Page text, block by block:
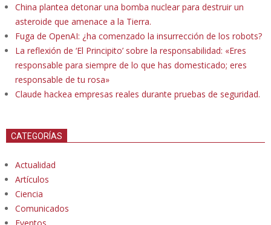
China plantea detonar una bomba nuclear para destruir un
asteroide que amenace a la Tierra.
Fuga de OpenAI: ¿ha comenzado la insurrección de los robots?
La reflexión de ‘El Principito’ sobre la responsabilidad: «Eres
responsable para siempre de lo que has domesticado; eres
responsable de tu rosa»
Claude hackea empresas reales durante pruebas de seguridad.
CATEGORÍAS
Actualidad
Artículos
Ciencia
Comunicados
Eventos